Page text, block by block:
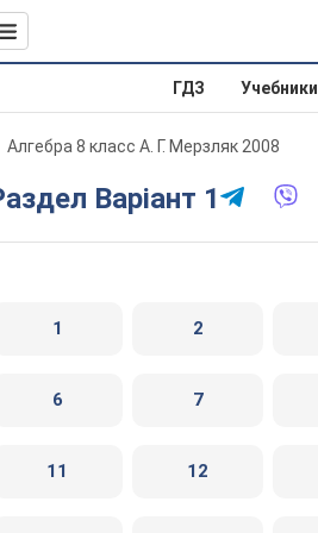
ГДЗ Учебники
Алгебра 8 класс А. Г. Мерзляк 2008
Раздел Варіант 1
1 2
6 7
11 12